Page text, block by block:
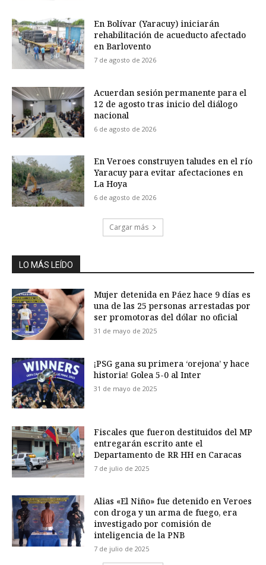
En Bolívar (Yaracuy) iniciarán
rehabilitación de acueducto afectado
en Barlovento
7 de agosto de 2026
Acuerdan sesión permanente para el
12 de agosto tras inicio del diálogo
nacional
6 de agosto de 2026
En Veroes construyen taludes en el río
Yaracuy para evitar afectaciones en
La Hoya
6 de agosto de 2026
Cargar más
LO MÁS LEÍDO
Mujer detenida en Páez hace 9 días es
una de las 25 personas arrestadas por
ser promotoras del dólar no oficial
31 de mayo de 2025
¡PSG gana su primera ‘orejona’ y hace
historia! Golea 5-0 al Inter
31 de mayo de 2025
Fiscales que fueron destituidos del MP
entregarán escrito ante el
Departamento de RR HH en Caracas
7 de julio de 2025
Alias «El Niño» fue detenido en Veroes
con droga y un arma de fuego, era
investigado por comisión de
inteligencia de la PNB
7 de julio de 2025